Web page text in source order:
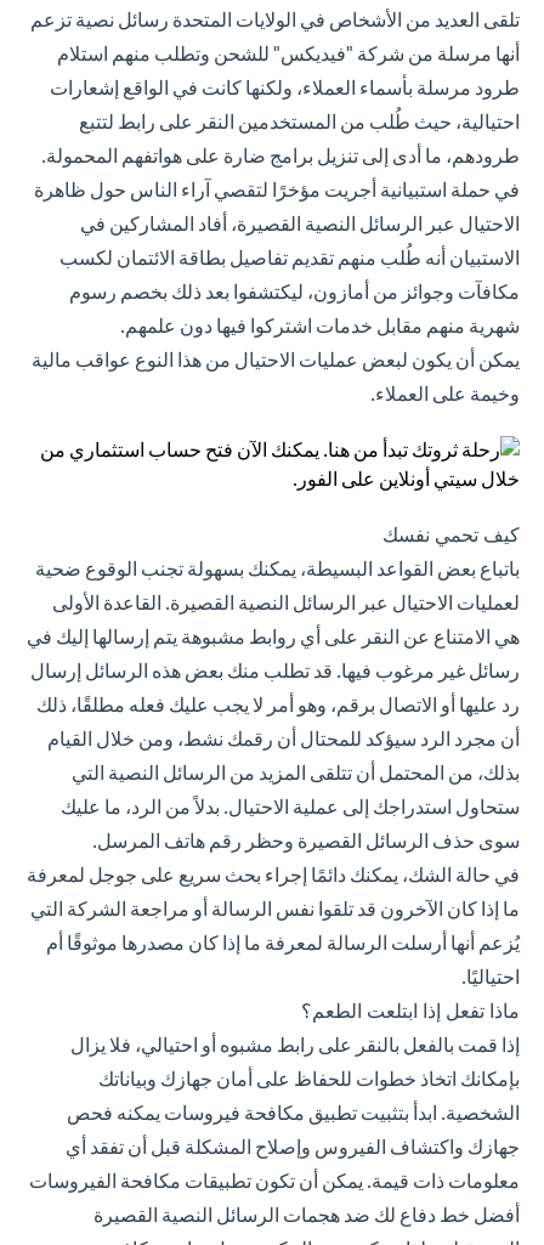
تلقى العديد من الأشخاص في الولايات المتحدة رسائل نصية تزعم
أنها مرسلة من شركة "فيديكس" للشحن وتطلب منهم استلام
طرود مرسلة بأسماء العملاء، ولكنها كانت في الواقع إشعارات
احتيالية، حيث طُلب من المستخدمين النقر على رابط لتتبع
طرودهم، ما أدى إلى تنزيل برامج ضارة على هواتفهم المحمولة.
في حملة استبيانية أجريت مؤخرًا لتقصي آراء الناس حول ظاهرة
الاحتيال عبر الرسائل النصية القصيرة، أفاد المشاركين في
الاستبيان أنه طُلب منهم تقديم تفاصيل بطاقة الائتمان لكسب
مكافآت وجوائز من أمازون، ليكتشفوا بعد ذلك بخصم رسوم
شهرية منهم مقابل خدمات اشتركوا فيها دون علمهم.
يمكن أن يكون لبعض عمليات الاحتيال من هذا النوع عواقب مالية
وخيمة على العملاء.
كيف تحمي نفسك
باتباع بعض القواعد البسيطة، يمكنك بسهولة تجنب الوقوع ضحية
لعمليات الاحتيال عبر الرسائل النصية القصيرة. القاعدة الأولى
هي الامتناع عن النقر على أي روابط مشبوهة يتم إرسالها إليك في
رسائل غير مرغوب فيها. قد تطلب منك بعض هذه الرسائل إرسال
رد عليها أو الاتصال برقم، وهو أمر لا يجب عليك فعله مطلقًا، ذلك
أن مجرد الرد سيؤكد للمحتال أن رقمك نشط، ومن خلال القيام
بذلك، من المحتمل أن تتلقى المزيد من الرسائل النصية التي
ستحاول استدراجك إلى عملية الاحتيال. بدلاً من الرد، ما عليك
سوى حذف الرسائل القصيرة وحظر رقم هاتف المرسل.
في حالة الشك، يمكنك دائمًا إجراء بحث سريع على جوجل لمعرفة
ما إذا كان الآخرون قد تلقوا نفس الرسالة أو مراجعة الشركة التي
يُزعم أنها أرسلت الرسالة لمعرفة ما إذا كان مصدرها موثوقًا أم
احتياليًا.
ماذا تفعل إذا ابتلعت الطعم؟
إذا قمت بالفعل بالنقر على رابط مشبوه أو احتيالي، فلا يزال
بإمكانك اتخاذ خطوات للحفاظ على أمان جهازك وبياناتك
الشخصية. ابدأ بتثبيت تطبيق مكافحة فيروسات يمكنه فحص
جهازك واكتشاف الفيروس وإصلاح المشكلة قبل أن تفقد أي
معلومات ذات قيمة. يمكن أن تكون تطبيقات مكافحة الفيروسات
أفضل خط دفاع لك ضد هجمات الرسائل النصية القصيرة